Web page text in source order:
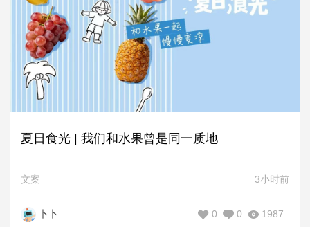
夏日食光 | 我们和水果曾是同一质地
文案 3小时前
卜卜 1987
0
0